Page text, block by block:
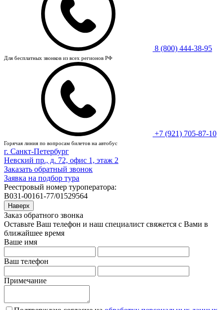
8 (800) 444-38-95
Для бесплатных звонков из всех регионов РФ
+7 (921) 705-87-10
Горячая линия по вопросам билетов на автобус
г. Санкт-Петербург
Невский пр., д. 72, офис 1, этаж 2
Заказать обратный звонок
Заявка на подбор тура
Реестровый номер туроператора:
В031-00161-77/01529564
Наверх
Заказ обратного звонка
Оставьте Ваш телефон и наш специалист свяжется с Вами в
ближайшее время
Ваше имя
Ваш телефон
Примечание